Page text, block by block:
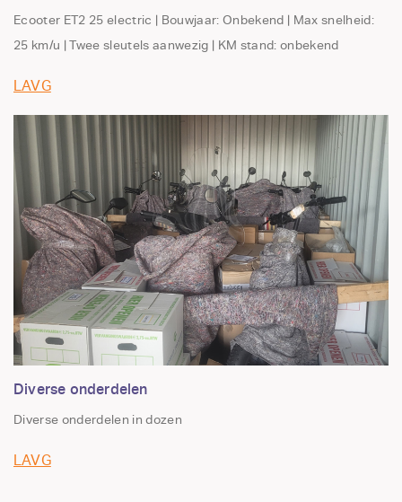
Ecooter ET2 25 electric | Bouwjaar: Onbekend | Max snelheid:
25 km/u | Twee sleutels aanwezig | KM stand: onbekend
LAVG
Diverse onderdelen
Diverse onderdelen in dozen
LAVG